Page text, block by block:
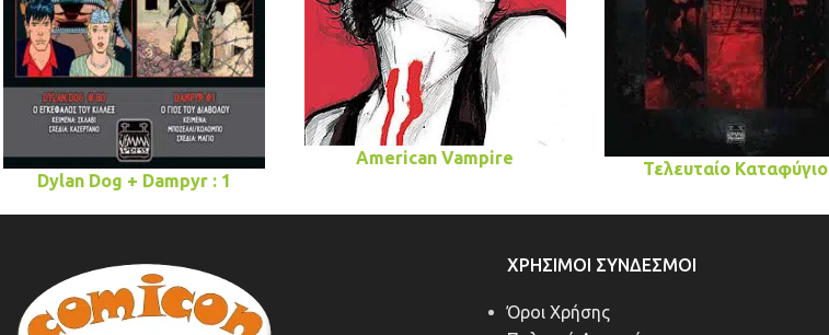
Dylan Dog + Dampyr : 1
American Vampire
Τελευταίο Καταφύγιο
ΧΡΉΣΙΜΟΙ ΣΎΝΔΕΣΜΟΙ
Όροι Χρήσης